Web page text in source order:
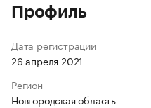
Профиль
Дата регистрации
26 апреля 2021
Регион
Новгородская область